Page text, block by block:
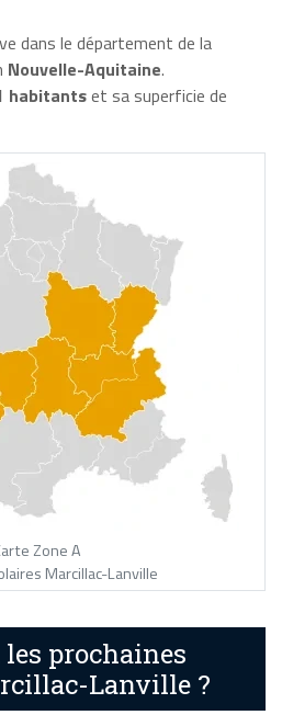
dans le département de la
Nouvelle-Aquitaine.
habitantset sa superficie de
Zone A
Marcillac-Lanville
prochaines
Lanville ?